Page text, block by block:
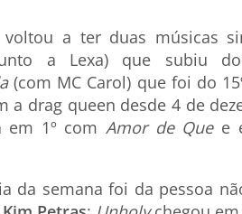
a ter duas músicas
a Lexa) que subiu
(com MC Carol) que foi do
a drag queen desde 4 de
em 1º com Amor de Quee
da semana foi da pessoa